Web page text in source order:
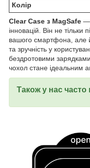
Колір
Clear Case з MagSafe —
інновацій. Він не тільки
вашого смартфона, але
та зручність у
бездротовими
чохол стане ідеальним
Також у нас часто